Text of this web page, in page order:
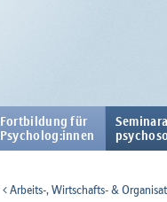
Fortbildung für
Psycholog:innen
Arbeits-, Wirtschafts- &